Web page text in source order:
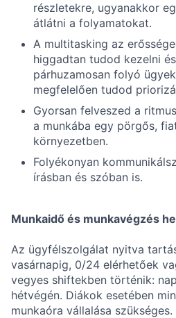
részletekre, ugyanakkor
átlátni a folyamatokat.
A multitasking az
higgadtan tudod kezelni
párhuzamosan folyó
megfelelően tudod
Gyorsan felveszed a
a munkába egy pörgős,
környezetben.
Folyékonyan
írásban és szóban is.
Munkaidő és munkavégzés
Az ügyfélszolgálat nyitva
vasárnapig, 0/24 elérhetőek
vegyes shiftekben történik:
hétvégén. Diákok esetében
munkaóra vállalása szükséges.